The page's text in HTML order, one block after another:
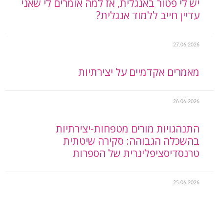
עדיין חייב ללמוד אנגלית?
27.06.2026
מאמרים אקדמיים על יצירתיות
26.06.2026
התנהגויות מורים מטפחות-יצירתיות
בהשכלה הגבוהה: סקירה שיטתית
טרנסדיסציפלינרית של הספרות
25.06.2026